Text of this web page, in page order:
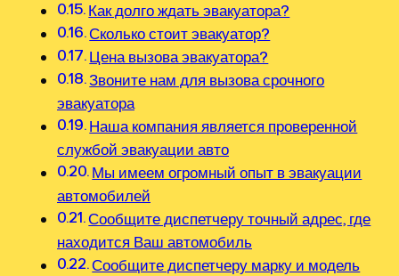
Как долго ждать эвакуатора?
Сколько стоит эвакуатор?
Цена вызова эвакуатора?
Звоните нам для вызова срочного
эвакуатора
Наша компания является проверенной
службой эвакуации авто
Мы имеем огромный опыт в эвакуации
автомобилей
Сообщите диспетчеру точный адрес, где
находится Ваш автомобиль
Сообщите диспетчеру марку и модель